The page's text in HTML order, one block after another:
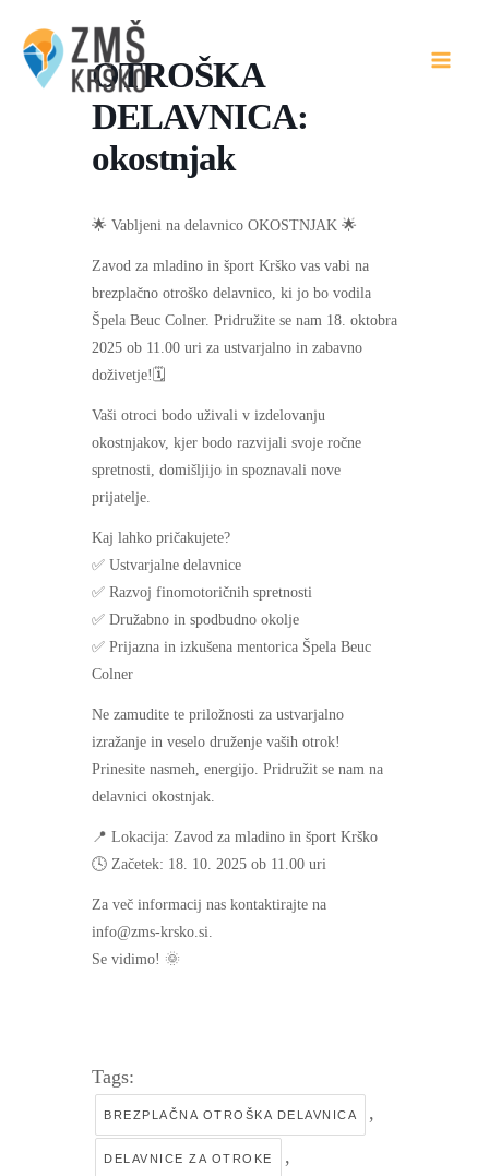
content
OTROŠKA
DELAVNICA:
okostnjak
🌟 Vabljeni na delavnico OKOSTNJAK 🌟
Zavod za mladino in šport Krško vas vabi na
brezplačno otroško delavnico, ki jo bo vodila
Špela Beuc Colner. Pridružite se nam 18. oktobra
2025 ob 11.00 uri za ustvarjalno in zabavno
doživetje!🗓️
Vaši otroci bodo uživali v izdelovanju
okostnjakov, kjer bodo razvijali svoje ročne
spretnosti, domišljijo in spoznavali nove
prijatelje.
Kaj lahko pričakujete?
✅ Ustvarjalne delavnice
✅ Razvoj finomotoričnih spretnosti
✅ Družabno in spodbudno okolje
✅ Prijazna in izkušena mentorica Špela Beuc
Colner
Ne zamudite te priložnosti za ustvarjalno
izražanje in veselo druženje vaših otrok!
Prinesite nasmeh, energijo. Pridružit se nam na
delavnici okostnjak.
📍 Lokacija: Zavod za mladino in šport Krško
🕓 Začetek: 18. 10. 2025 ob 11.00 uri
Za več informacij nas kontaktirajte na
info@zms-krsko.si.
Se vidimo! 🌞
Tags:
BREZPLAČNA OTROŠKA DELAVNICA ,
DELAVNICE ZA OTROKE ,